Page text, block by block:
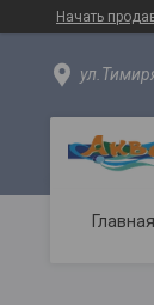
Начать
Главная